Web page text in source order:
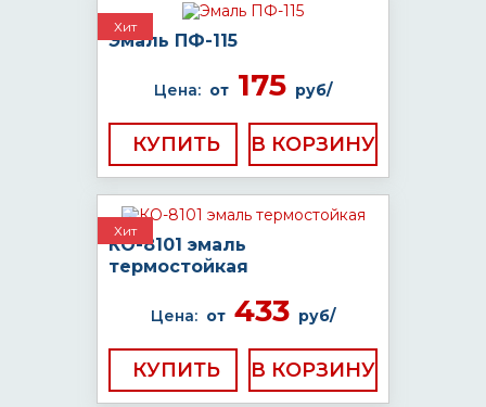
Хит
Эмаль ПФ-115
Цена: от 175 руб/
КУПИТЬ
Хит
КО-8101 эмаль
термостойкая
Цена: от 433 руб/
КУПИТЬ